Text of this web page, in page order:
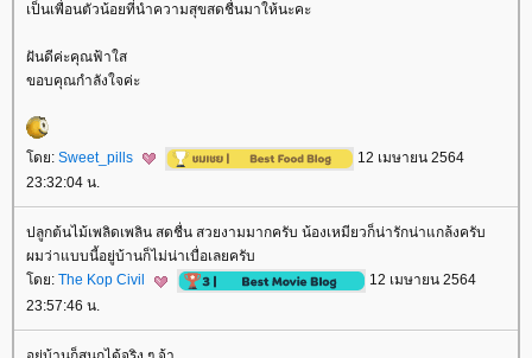
เป็นเพื่อนตัวน้อยที่นำความสุขสดชื่นมาให้นะคะ
ฝันดีค่ะคุณฟ้าใส
ขอบคุณกำลังใจค่ะ
ดย: Sweet_pills
12 เมษายน 2564
23:32:04 น.
ปลูกต้นไม้เพลิดเพลิน สดชื่น สวยงามมากครับ น้องเหมียวก็น่ารักน่าแกล้งครับ
ผมว่าแบบนี้อยู่บ้านก็ไม่น่าเบื่อเลยครับ
ดย: The Kop Civil
12 เมษายน 2564
23:57:46 น.